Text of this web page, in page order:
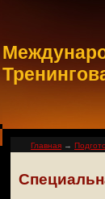
Главная →